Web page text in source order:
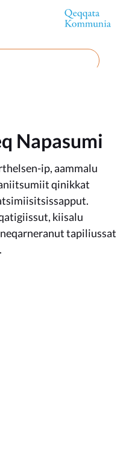
Napasumi
ip, aammalu
qinikkat
kiisalu
tapiliussat